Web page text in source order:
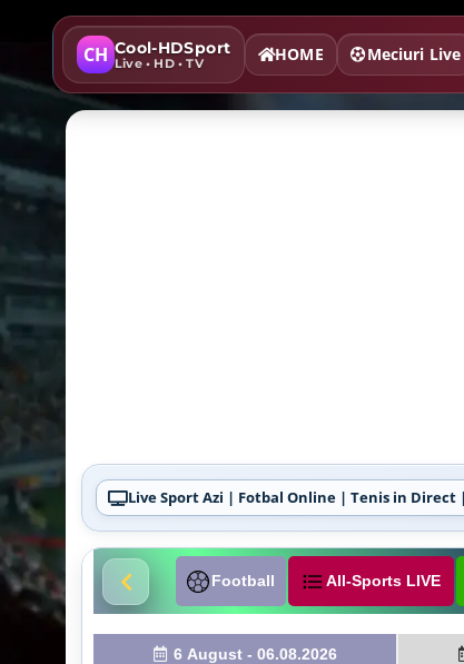
CH Cool-HDSport
Live • HD • TV HOME Meciuri Live
Live Sport Azi | Fotbal Online | Tenis in